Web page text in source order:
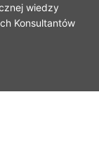
wiedzy
Konsultantów